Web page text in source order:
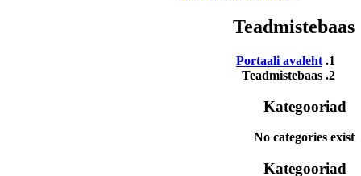
Teadmistebaas
Portaali avaleht
Teadmistebaas
No categories exist